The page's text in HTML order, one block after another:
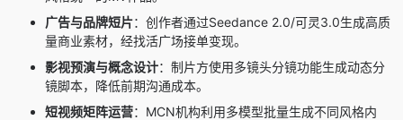
广告与品牌短片：创作者通过Seedance 2.0/可灵3.0生成高质
量商业素材，经找活广场接单变现。
影视预演与概念设计：制片方使用多镜头分镜功能生成动态分
镜脚本，降低前期沟通成本。
短视频矩阵运营：MCN机构利用多模型批量生成不同风格内